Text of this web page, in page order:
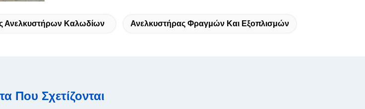
Ανελκυστήρων Καλωδίων Ανελκυστήρας Φραγμών Και Εξοπλισμών
Που Σχετίζονται